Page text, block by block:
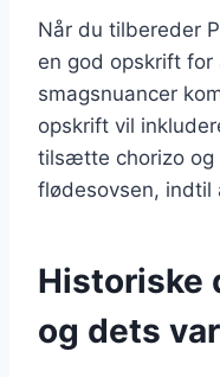
Når du tilbereder
en god opskrift for
smagsnuancer
opskrift vil
tilsætte chorizo og
flødesovsen, indtil
Historiske
og dets